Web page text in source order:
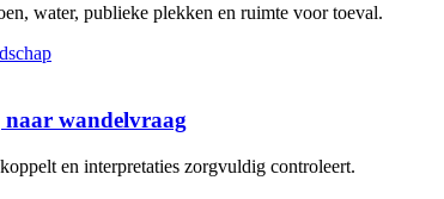
water, publieke plekken en ruimte voor toeval.
naar wandelvraag
en interpretaties zorgvuldig controleert.